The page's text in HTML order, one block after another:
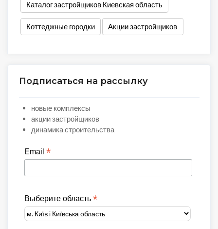
Каталог застройщиков Киевская область
Коттеджные городки Акции застройщиков
Подписаться на рассылку
новые комплексы
акции застройщиков
динамика строительства
Email *
Выберите область *